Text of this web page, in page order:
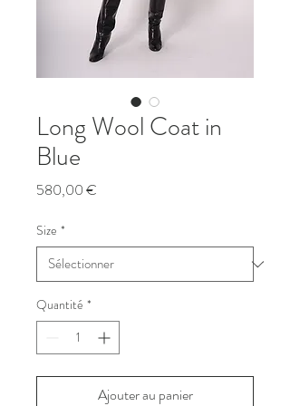
Long Wool Coat in
Blue
580,00 €
Size *
Quantité *
Ajouter au panier